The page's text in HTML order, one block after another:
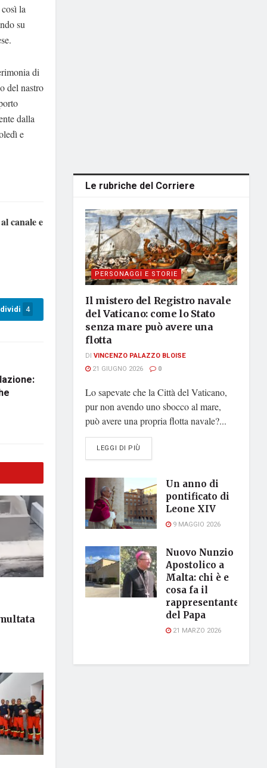
la
su
di
del nastro
dalla
e
canale e
4
Le rubriche del Corriere
PERSONAGGI E STORIE
Il mistero del Registro navale
del Vaticano: come lo Stato
senza mare può avere una
flotta
DI VINCENZO PALAZZO BLOISE
21 GIUGNO 2026
0
Lo sapevate che la Città del Vaticano,
pur non avendo uno sbocco al mare,
può avere una propria flotta navale?...
LEGGI DI PIÙ
Un anno di
pontificato di
Leone XIV
9 MAGGIO 2026
Nuovo Nunzio
Apostolico a
Malta: chi è e
cosa fa il
rappresentante
del Papa
21 MARZO 2026